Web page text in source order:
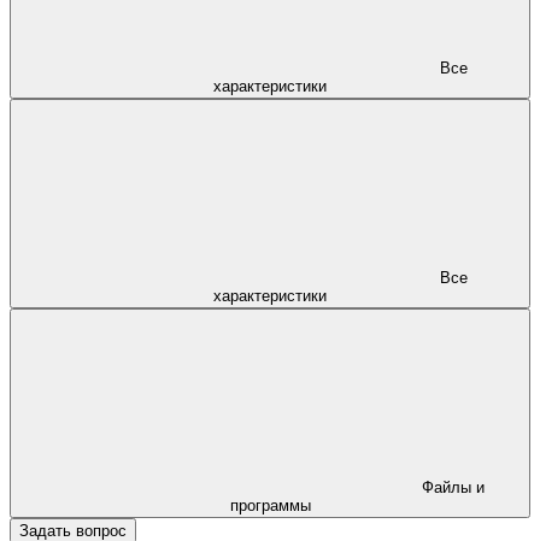
характеристики
характеристики
программы
Задать вопрос